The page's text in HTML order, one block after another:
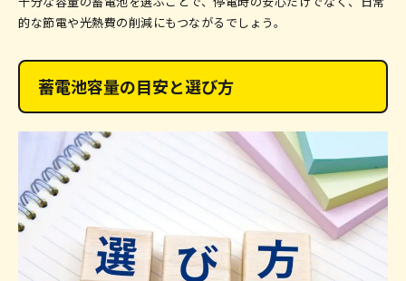
的な節電や光熱費の削減にもつながるでしょう。
蓄電池容量の目安と選び方